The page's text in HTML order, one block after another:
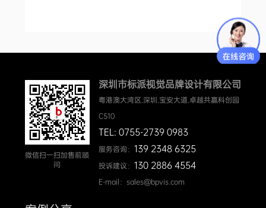
微信扫一扫加售前顾
问
深圳市标派视觉品牌设计有限公司
粤港澳大湾区.深圳.宝安大道.卓越共赢科创园
C510
TEL: 0755-2739 0983
服务咨询： 139 2348 6325
投诉建议： 130 2886 4554
E-mail：sales@bpvis.com